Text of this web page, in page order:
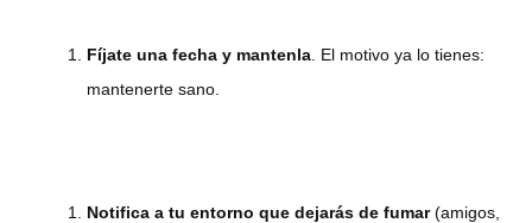
Fíjate una fecha y mantenla. El motivo ya lo tienes:
mantenerte sano.
Notifica a tu entorno que dejarás de fumar(amigos,